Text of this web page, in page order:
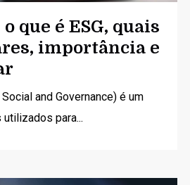
que é ESG, quais
importância e
Social and Governance) é um
para...